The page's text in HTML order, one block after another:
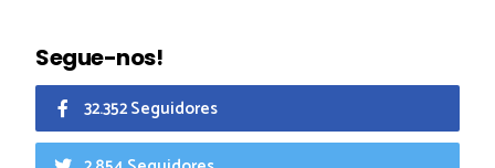
Segue-nos!
32.352 Seguidores